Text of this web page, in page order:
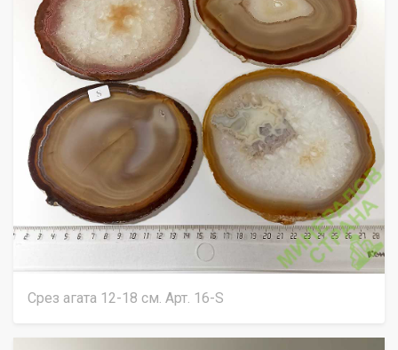
Срез агата 12-18 см. Арт. 16-S